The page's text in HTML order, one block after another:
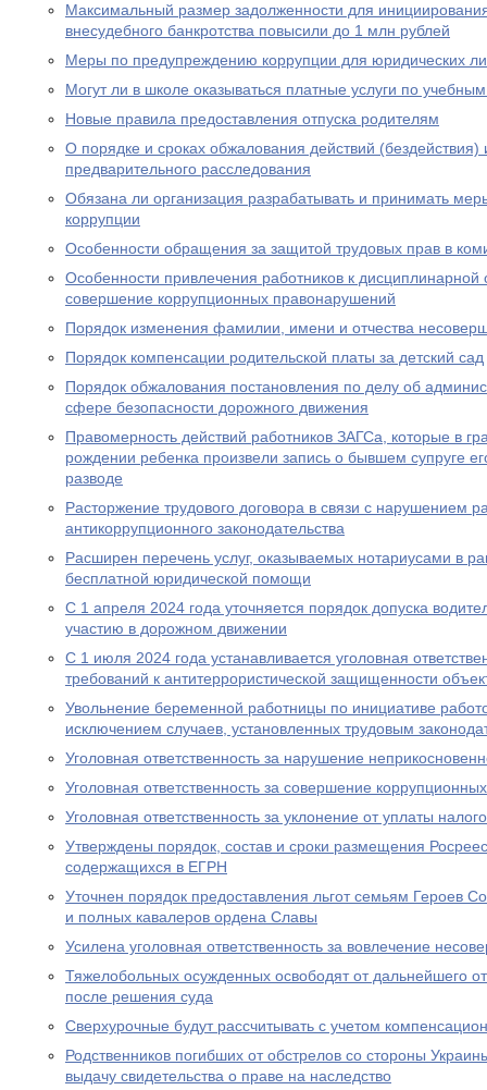
Максимальный размер задолженности для
внесудебного банкротства повысили до 1 млн рублей
Меры по предупреждению коррупции для юридических
Могут ли в школе оказываться платные услуги по
Новые правила предоставления отпуска родителям
О порядке и сроках обжалования действий
предварительного расследования
Обязана ли организация разрабатывать и принимать
коррупции
Особенности обращения за защитой трудовых прав в
Особенности привлечения работников к дисциплинарной
совершение коррупционных правонарушений
Порядок изменения фамилии, имени и отчества
Порядок компенсации родительской платы за детский сад
Порядок обжалования постановления по делу об
сфере безопасности дорожного движения
Правомерность действий работников ЗАГСа, которые в
рождении ребенка произвели запись о бывшем супруге
разводе
Расторжение трудового договора в связи с нарушением
антикоррупционного законодательства
Расширен перечень услуг, оказываемых нотариусами в
бесплатной юридической помощи
С 1 апреля 2024 года уточняется порядок допуска
участию в дорожном движении
С 1 июля 2024 года устанавливается уголовная
требований к антитеррористической защищенности
Увольнение беременной работницы по инициативе
исключением случаев, установленных трудовым
Уголовная ответственность за нарушение
Уголовная ответственность за совершение
Уголовная ответственность за уклонение от уплаты
Утверждены порядок, состав и сроки размещения
содержащихся в ЕГРН
Уточнен порядок предоставления льгот семьям Героев
и полных кавалеров ордена Славы
Усилена уголовная ответственность за вовлечение
Тяжелобольных осужденных освободят от дальнейшего
после решения суда
Сверхурочные будут рассчитывать с учетом
Родственников погибших от обстрелов со стороны
выдачу свидетельства о праве на наследство